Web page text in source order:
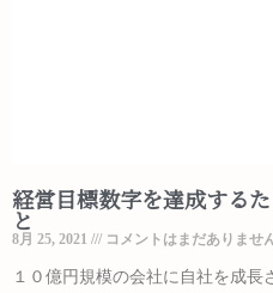
経営目標数字を達成する
と
8月 25, 2021 コメントはまだありませ
１０億円規模の会社に自社を成長